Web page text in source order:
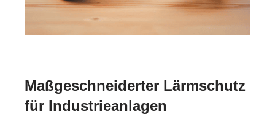
Maßgeschneiderter Lärmschutz
für Industrieanlagen